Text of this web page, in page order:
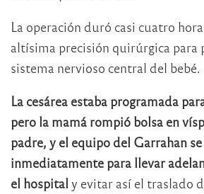
La operación duró casi cuatro
altísima precisión quirúrgica para
sistema nervioso central del bebé.
La cesárea estaba programada
pero la mamá rompió bolsa en
padre, y el equipo del Garrahan
inmediatamente para llevar
el hospital y evitar así el traslado